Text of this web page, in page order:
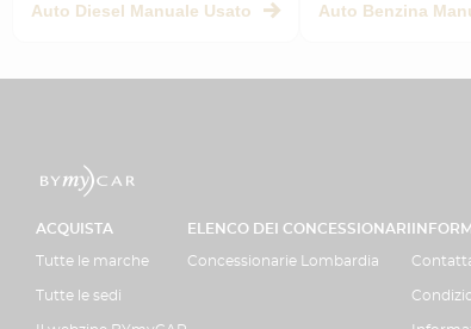
Auto Diesel Manuale Usato Auto Benzina
ACQUISTA
Tutte le marche
Tutte le sedi
ELENCO DEI CONCESSIONARI
Concessionarie Lombardia